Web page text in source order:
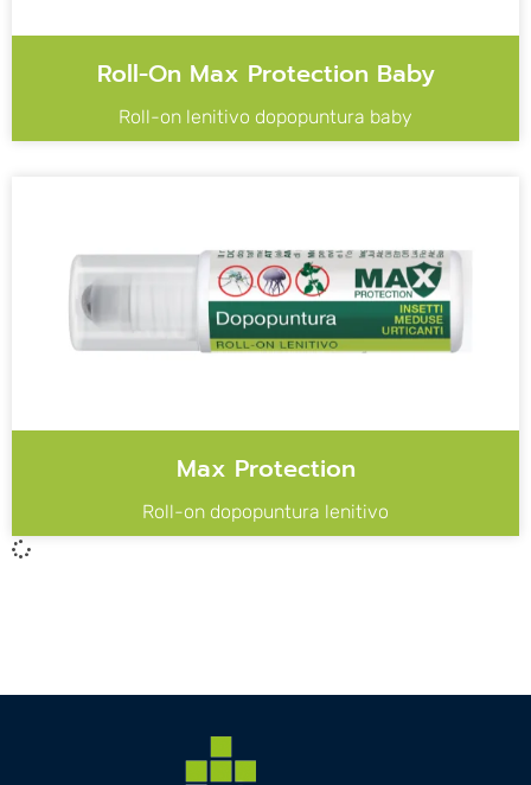
Roll-On Max Protection Baby
Roll-on lenitivo dopopuntura baby
Max Protection
Roll-on dopopuntura lenitivo